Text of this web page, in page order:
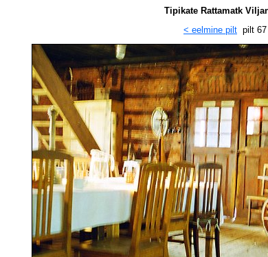
Tipikate Rattamatk
< eelmine pilt pilt 67